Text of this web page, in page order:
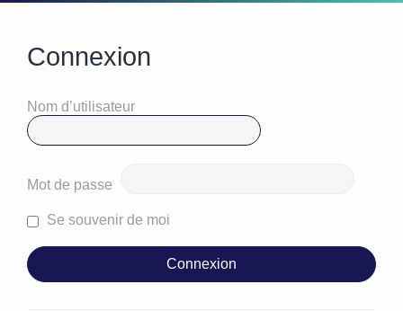
Connexion
Nom d’utilisateur
Mot de passe
Se souvenir de moi